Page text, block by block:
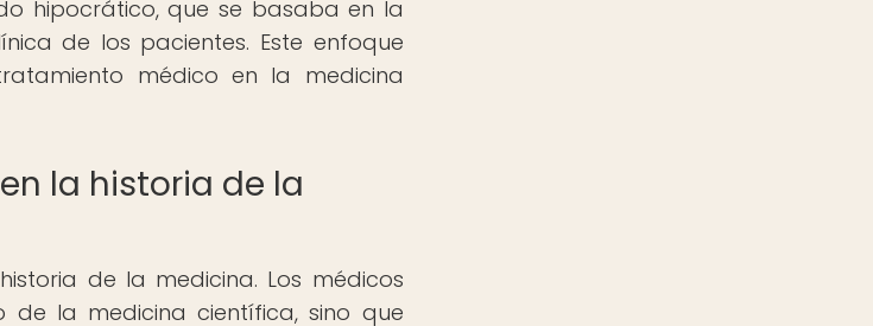
hipocrático, que se basaba en la
de los pacientes. Este enfoque
médico en la medicina
la historia de la
de la medicina. Los médicos
la medicina científica, sino que